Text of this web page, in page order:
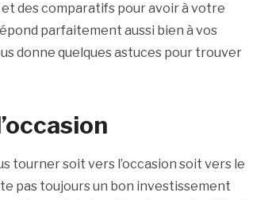
des comparatifs pour avoir à votre
parfaitement aussi bien à vos
donne quelques astuces pour trouver
tourner soit vers l’occasion soit vers le
pas toujours un bon investissement